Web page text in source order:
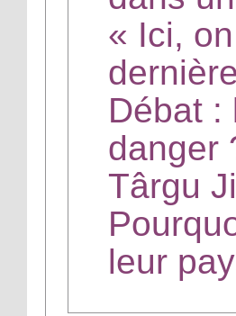
« Ici,
Débat :
danger
Târgu
leur